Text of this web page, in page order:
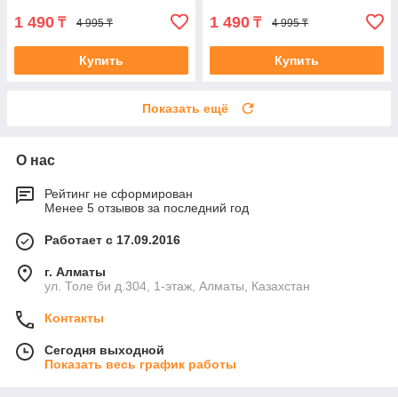
1 490 ₸ 4 995 ₸
Купить
1 490 ₸ 4 995 ₸
Купить
Показать ещё
О нас
Рейтинг не сформирован
Менее 5 отзывов за последний год
Работает с 17.09.2016
г. Алматы
ул. Толе би д.304, 1-этаж, Алматы, Казахстан
Контакты
Сегодня выходной
Показать весь график работы